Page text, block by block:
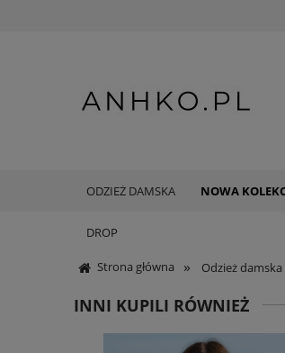
ODZIEŻ DAMSKA NOWA
DROP
Strona główna » Odzież damska
INNI KUPILI RÓWNIEŻ